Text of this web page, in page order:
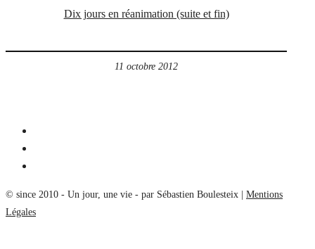
Dix jours en réanimation (suite et fin)
11 octobre 2012
© since 2010 - Un jour, une vie - par Sébastien Boulesteix | Mentions
Légales